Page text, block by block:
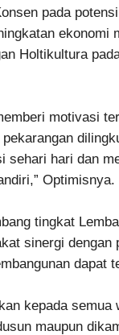
pada
ekonomi
Holtikultura
motivasi
sehari hari dan
Optimisnya.
tingkat
sinergi dengan
dapat
kepada semua
maupun